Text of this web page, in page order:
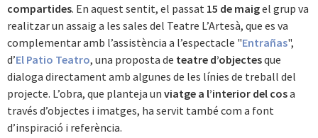
compartides. En aquest sentit, el passat 15 de maigel grup va
realitzar un assaig a les sales del Teatre L’Artesà, que es va
complementar amb l’assistència a l’espectacle "Entrañas",
d’El Patio Teatro, una proposta de teatre d’objectesque
dialoga directament amb algunes de les línies de treball del
projecte. L’obra, que planteja un viatge a l’interior del cosa
través d’objectes i imatges, ha servit també com a font
d’inspiració i referència.